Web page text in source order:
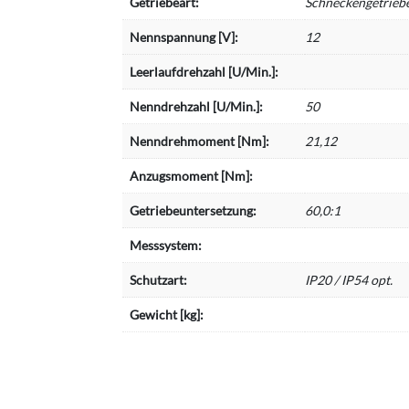
Nennspannung [V]: 12
Leerlaufdrehzahl [U/Min.]:
Nenndrehzahl [U/Min.]: 50
Nenndrehmoment [Nm]: 21,12
Anzugsmoment [Nm]:
Getriebeuntersetzung: 60,0:1
Messsystem:
Schutzart: IP20 / IP54 opt.
Gewicht [kg]: